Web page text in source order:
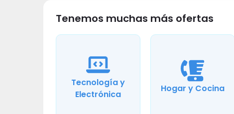
Tenemos muchas más ofertas
Tecnología y
Electrónica
Hogar y Cocina